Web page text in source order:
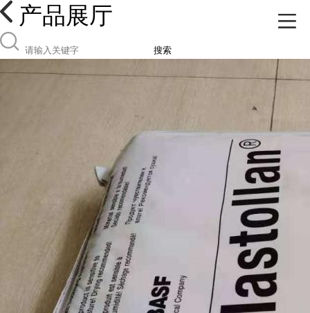
产品展厅
搜索